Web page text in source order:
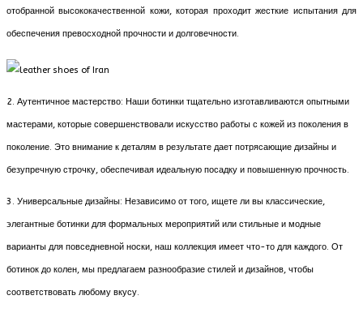
отобранной высококачественной кожи, которая проходит жесткие испытания для
обеспечения превосходной прочности и долговечности.
2. Аутентичное мастерство: Наши ботинки тщательно изготавливаются опытными
мастерами, которые совершенствовали искусство работы с кожей из поколения в
поколение. Это внимание к деталям в результате дает потрясающие дизайны и
безупречную строчку, обеспечивая идеальную посадку и повышенную прочность.
3. Универсальные дизайны: Независимо от того, ищете ли вы классические,
элегантные ботинки для формальных мероприятий или стильные и модные
варианты для повседневной носки, наш коллекция имеет что-то для каждого. От
ботинок до колен, мы предлагаем разнообразие стилей и дизайнов, чтобы
соответствовать любому вкусу.